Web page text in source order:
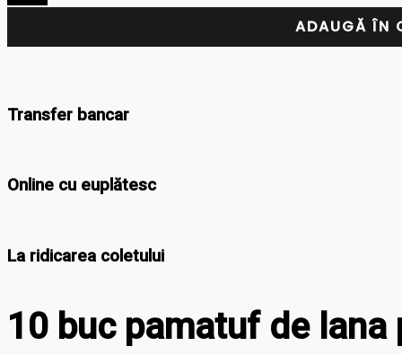
ADAUGĂ ÎN
Transfer bancar
Online cu euplătesc
La ridicarea coletului
10 buc pamatuf de